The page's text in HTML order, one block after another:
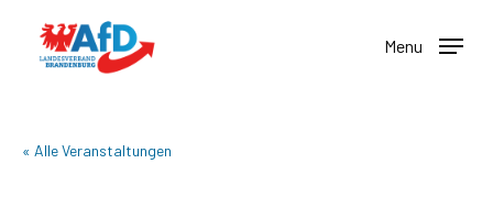
Menu
« Alle Veranstaltungen